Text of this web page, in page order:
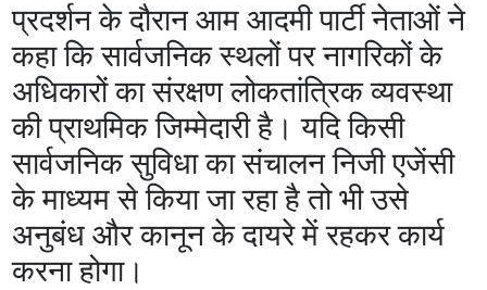
प्रदर्शन के दौरान आम आदमी पार्टी नेताओं ने
कहा कि सार्वजनिक स्थलों पर नागरिकों के
अधिकारों का संरक्षण लोकतांत्रिक व्यवस्था
की प्राथमिक जिम्मेदारी है। यदि किसी
सार्वजनिक सुविधा का संचालन निजी एजेंसी
के माध्यम से किया जा रहा है तो भी उसे
अनुबंध और कानून के दायरे में रहकर कार्य
करना होगा।